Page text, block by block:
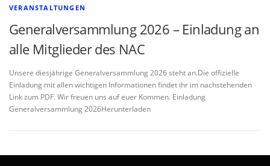
VERANSTALTUNGEN
Generalversammlung 2026 – Einladung an
alle Mitglieder des NAC
Unsere diesjährige Generalversammlung 2026 steht an.Die offizielle
Einladung mit allen wichtigen Informationen findet ihr im nachstehenden
Link zum PDF. Wir freuen uns auf euer Kommen. Einladung
Generalversammlung 2026Herunterladen